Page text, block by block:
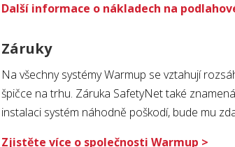
Další informace o nákladech na
Záruky
Na všechny systémy Warmup se vztahují
špičce na trhu. Záruka SafetyNet také
instalaci systém náhodně poškodí, bude mu
Zjistěte více o společnosti Warmup >